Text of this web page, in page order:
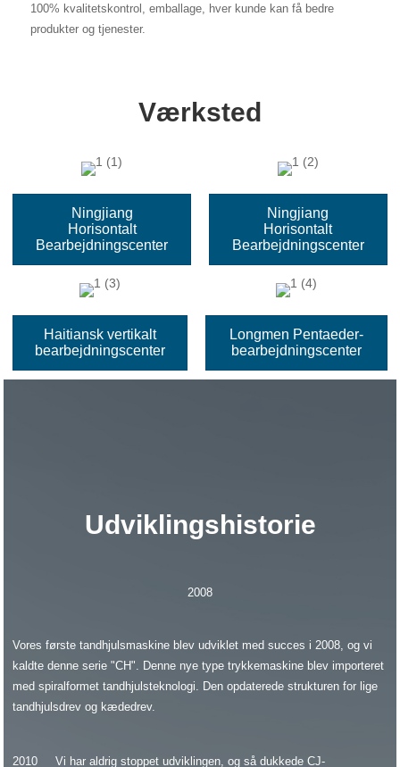
100% kvalitetskontrol, emballage, hver kunde kan få bedre
produkter og tjenester.
Værksted
Ningjiang
Horisontalt
Bearbejdningscenter
Ningjiang
Horisontalt
Bearbejdningscenter
Haitiansk vertikalt
bearbejdningscenter
Longmen Pentaeder-
bearbejdningscenter
Udviklingshistorie
2008
Vores første tandhjulsmaskine blev udviklet med succes i 2008, og vi
kaldte denne serie "CH". Denne nye type trykkemaskine blev importeret
med spiralformet tandhjulsteknologi. Den opdaterede strukturen for lige
tandhjulsdrev og kædedrev.
2010 Vi har aldrig stoppet udviklingen, og så dukkede CJ-